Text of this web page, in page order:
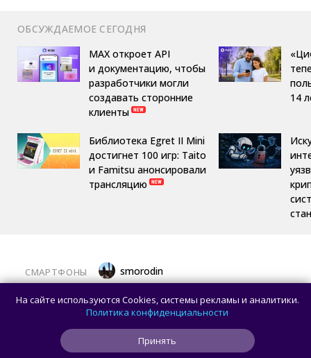
ОБСУЖДАЕМОЕ СЕГОДНЯ
MAX откроет API
и документацию, чтобы
разработчики могли
создавать сторонние
клиенты
Библиотека Egret II Mini
достигнет 100 игр: Taito
и Famitsu анонсировали
трансляцию
14
СМАРТФОНЫ smorodin
Появились реальные фотографии
смартфона Hisense A10 со съёмным
дисплеем
На сайте используются Cookies, системы рекламы и аналитики.
Политика конфиденциальности
Принять